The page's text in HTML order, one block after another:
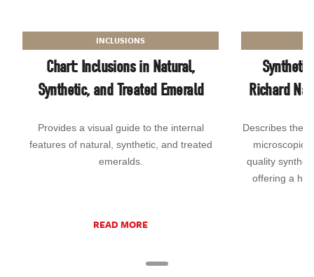
INCLUSIONS
Chart: Inclusions in Natural,
Synthetic, and Treated Emerald
Provides a visual guide to the internal
features of natural, synthetic, and treated
emeralds.
READ MORE
Richard
Describes the
microscopic
quality
offering a